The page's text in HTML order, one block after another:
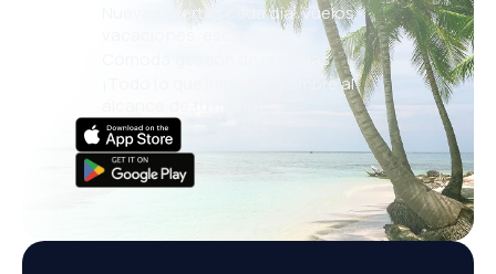
Nuevas ofertas cada día: vuelos,
vacaciones, escapadas
Cómoda gestión de reservas
¡Todo lo que importa, siempre al